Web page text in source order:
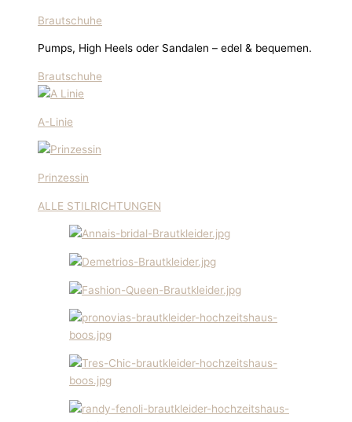
Brautschuhe
Pumps, High Heels oder Sandalen – edel & bequemen.
Brautschuhe
A-Linie
Prinzessin
ALLE STILRICHTUNGEN